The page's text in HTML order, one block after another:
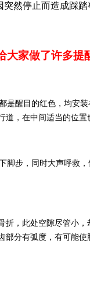
然停止而造成踩踏
家做了许多提
是醒目的红色，均安
，在中间适当的位置
脚步，同时大声呼救
折，此处空隙尽管小
部分有弧度，有可能